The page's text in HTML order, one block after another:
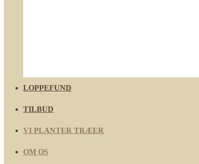
LOPPEFUND
TILBUD
VI PLANTER TRÆER
OM OS